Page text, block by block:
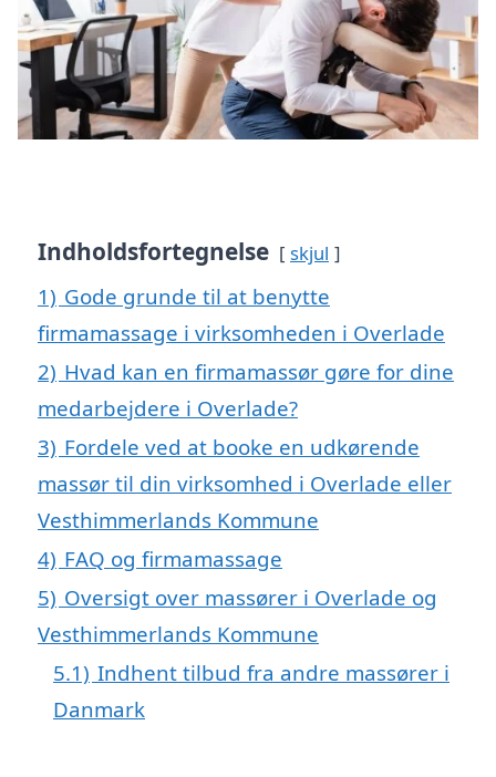
Indholdsfortegnelse skjul
1) Gode grunde til at benytte
firmamassage i virksomheden i Overlade
2) Hvad kan en firmamassør gøre for dine
medarbejdere i Overlade?
3) Fordele ved at booke en udkørende
massør til din virksomhed i Overlade eller
Vesthimmerlands Kommune
4) FAQ og firmamassage
5) Oversigt over massører i Overlade og
Vesthimmerlands Kommune
5.1) Indhent tilbud fra andre massører i
Danmark